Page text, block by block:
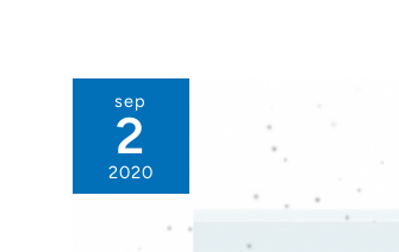
sep
2
2020